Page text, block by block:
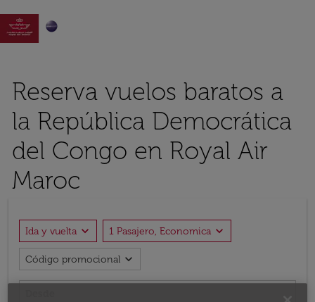

Reserva vuelos baratos a
la República Democrática
del Congo en Royal Air
Maroc
Ida y vuelta expand_more 1 Pasajero, Economica expand_more
Código promocional expand_more